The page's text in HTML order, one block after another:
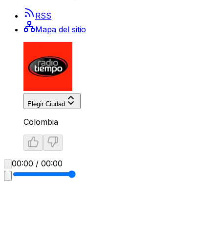
RSS
Mapa del sitio
Elegir Ciudad
Colombia
00:00 / 00:00